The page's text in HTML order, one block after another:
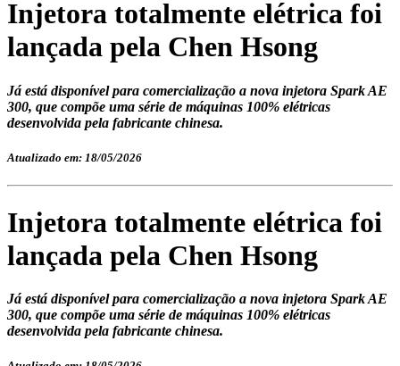
Injetora totalmente elétrica foi
lançada pela Chen Hsong
Já está disponível para comercialização a nova injetora Spark AE
300, que compõe uma série de máquinas 100% elétricas
desenvolvida pela fabricante chinesa.
Atualizado em: 18/05/2026
Injetora totalmente elétrica foi
lançada pela Chen Hsong
Já está disponível para comercialização a nova injetora Spark AE
300, que compõe uma série de máquinas 100% elétricas
desenvolvida pela fabricante chinesa.